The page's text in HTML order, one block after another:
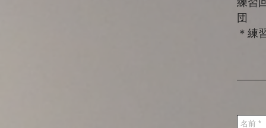
練
団
＊練